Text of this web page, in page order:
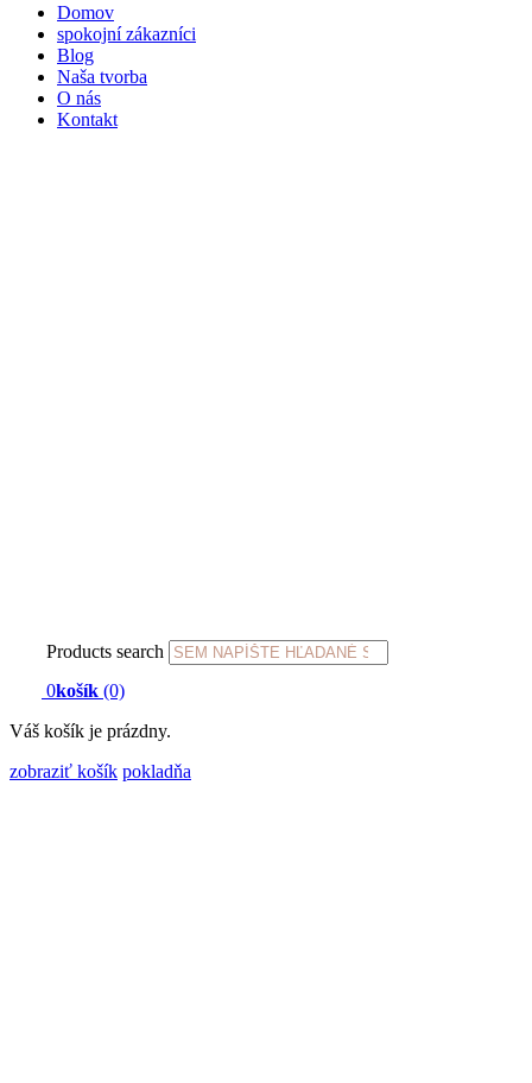
Domov
spokojní zákazníci
Blog
Naša tvorba
O nás
Kontakt
Products search
0košík (0)
Váš košík je prázdny.
zobraziť košík pokladňa